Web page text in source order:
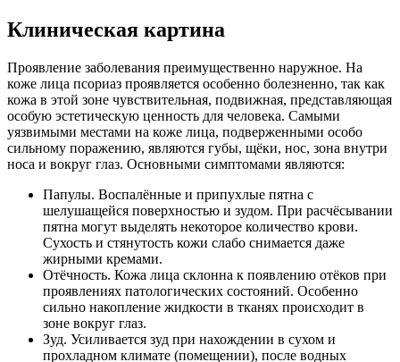
Клиническая картина
Проявление заболевания преимущественно наружное. На
коже лица псориаз проявляется особенно болезненно, так как
кожа в этой зоне чувствительная, подвижная, представляющая
особую эстетическую ценность для человека. Самыми
уязвимыми местами на коже лица, подверженными особо
сильному поражению, являются губы, щёки, нос, зона внутри
носа и вокруг глаз. Основными симптомами являются:
Папулы. Воспалённые и припухлые пятна с
шелушащейся поверхностью и зудом. При расчёсывании
пятна могут выделять некоторое количество крови.
Сухость и стянутость кожи слабо снимается даже
жирными кремами.
Отёчность. Кожа лица склонна к появлению отёков при
проявлениях патологических состояний. Особенно
сильно накопление жидкости в тканях происходит в
зоне вокруг глаз.
Зуд. Усиливается зуд при нахождении в сухом и
прохладном климате (помещении), после водных